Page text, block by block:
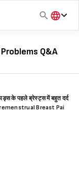
हिंदी
मराठी
Q&A
के पहले ब्रेस्ट्स में बहुत दर्द
Breast Pai